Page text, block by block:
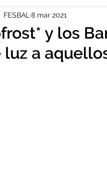
de Alimentos
y los
luz a
FESBAL 8 mar 2021